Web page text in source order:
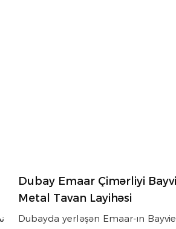
Dubay Emaar Çimərliyi
Metal Tavan Layihəsi
Dubayda yerləşən Emaar-ın